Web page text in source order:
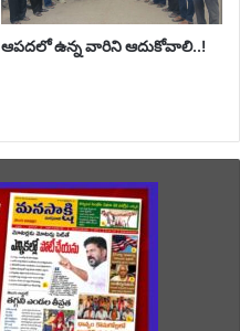
ఆపదలో ఉన్న వారిని ఆదుకోవాలి..!